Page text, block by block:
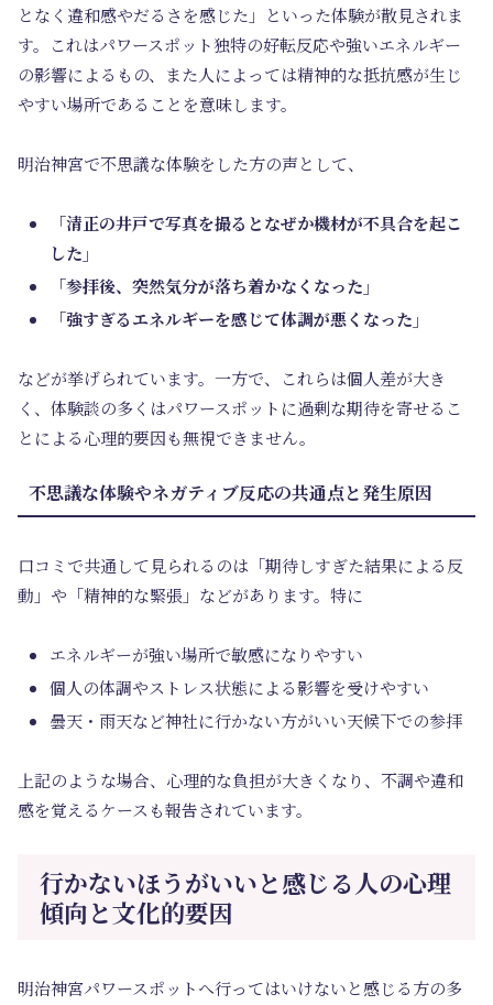
となく違和感やだるさを感じた」といった体験が散見されま
す。これはパワースポット独特の好転反応や強いエネルギー
の影響によるもの、また人によっては精神的な抵抗感が生じ
やすい場所であることを意味します。
明治神宮で不思議な体験をした方の声として、
「清正の井戸で写真を撮るとなぜか機材が不具合を起こ
した」
「参拝後、突然気分が落ち着かなくなった」
「強すぎるエネルギーを感じて体調が悪くなった」
などが挙げられています。一方で、これらは個人差が大き
く、体験談の多くはパワースポットに過剰な期待を寄せるこ
とによる心理的要因も無視できません。
不思議な体験やネガティブ反応の共通点と発生原因
口コミで共通して見られるのは「期待しすぎた結果による反
動」や「精神的な緊張」などがあります。特に
エネルギーが強い場所で敏感になりやすい
個人の体調やストレス状態による影響を受けやすい
曇天・雨天など神社に行かない方がいい天候下での参拝
上記のような場合、心理的な負担が大きくなり、不調や違和
感を覚えるケースも報告されています。
行かないほうがいいと感じる人の心理
傾向と文化的要因
明治神宮パワースポットへ行ってはいけないと感じる方の多